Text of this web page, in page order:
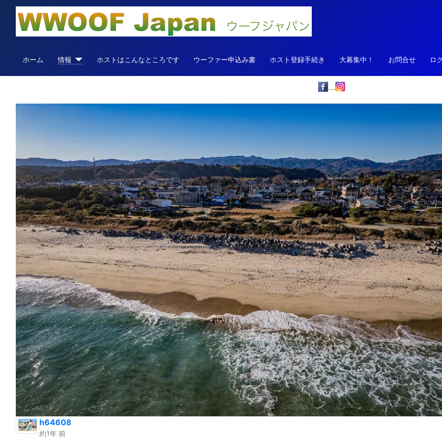
ホーム 情報 ホストはこんなところです ウーファー申込み書 ホスト登録手続き 大募集中！ お問合せ ロ
h64608
約1年 前